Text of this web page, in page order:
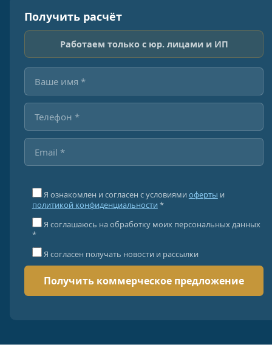
Получить расчёт
Работаем только с юр. лицами и ИП
Я ознакомлен и согласен с условиями оферты и
политикой конфиденциальности *
Я соглашаюсь на обработку моих персональных данных
*
Я согласен получать новости и рассылки